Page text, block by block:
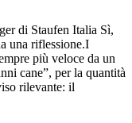
di Staufen Italia Sì,
una riflessione.I
più veloce da un
cane”, per la quantità
rilevante: il